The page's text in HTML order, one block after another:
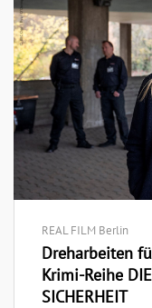
REAL FILM Berlin
Dreharbeiten
Krimi-Reihe
SICHERHEIT